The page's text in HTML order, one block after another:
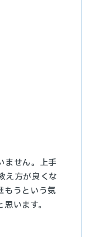
ません。上手
え方が良くな
もうという気
います。